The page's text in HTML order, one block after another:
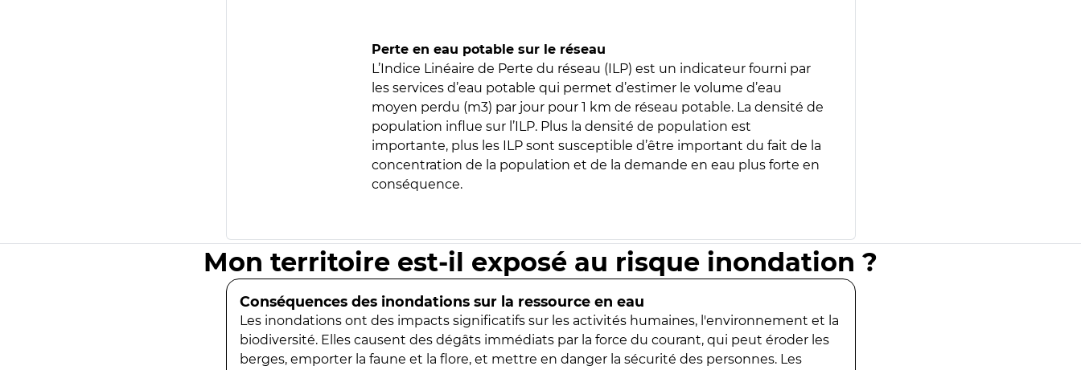
Perte en eau potable sur le réseau
L’Indice Linéaire de Perte du réseau (ILP) est un indicateur fourni par
les services d’eau potable qui permet d’estimer le volume d’eau
moyen perdu (m3) par jour pour 1 km de réseau potable. La densité de
population influe sur l’ILP. Plus la densité de population est
importante, plus les ILP sont susceptible d’être important du fait de la
concentration de la population et de la demande en eau plus forte en
conséquence.
Mon territoire est-il exposé au risque inondation ?
Conséquences des inondations sur la ressource en eau
Les inondations ont des impacts significatifs sur les activités humaines, l'environnement et la
biodiversité. Elles causent des dégâts immédiats par la force du courant, qui peut éroder les
berges, emporter la faune et la flore, et mettre en danger la sécurité des personnes. Les